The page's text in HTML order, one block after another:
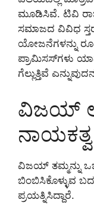
ಮೂಡಿಸಿವೆ. ಟಿವಿ
ಸಮಾಜದ ವಿವಿಧ
ಯೋಜನೆಗಳನ್ನು
ಪ್ರಾಮಿಸಸ್‌ಗಳು
ಗೆಲ್ಲುತ್ತಿವೆ
ವಿಜಯ್
ನಾಯಕತ್ವ
ವಿಜಯ್ ತಮ್ಮನ್ನು
ಬಿಂಬಿಸಿಕೊಳ್ಳುವ
ಪ್ರಯತ್ನಿಸಿದ್ದಾರೆ.